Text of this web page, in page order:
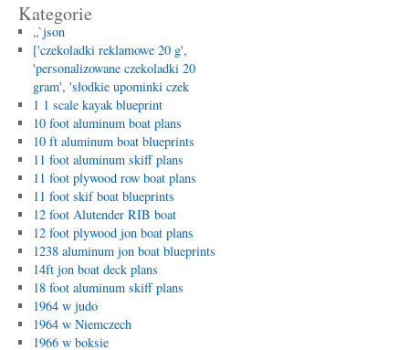
Kategorie
„`json
['czekoladki reklamowe 20 g',
'personalizowane czekoladki 20
gram', 'słodkie upominki czek
1 1 scale kayak blueprint
10 foot aluminum boat plans
10 ft aluminum boat blueprints
11 foot aluminum skiff plans
11 foot plywood row boat plans
11 foot skif boat blueprints
12 foot Alutender RIB boat
12 foot plywood jon boat plans
1238 aluminum jon boat blueprints
14ft jon boat deck plans
18 foot aluminum skiff plans
1964 w judo
1964 w Niemczech
1966 w boksie